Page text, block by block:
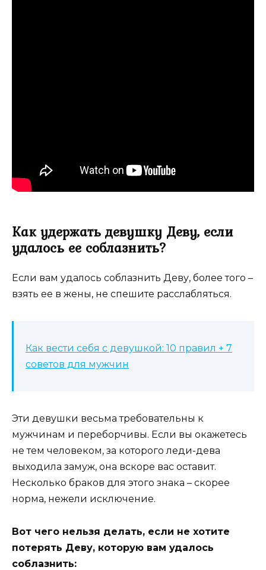
Как удержать девушку Деву, если
удалось ее соблазнить?
Если вам удалось соблазнить Деву, более того –
взять ее в жены, не спешите расслабляться.
Как вести себя с девушкой: 10 правил + 7
советов для мужчин
Эти девушки весьма требовательны к
мужчинам и переборчивы. Если вы окажетесь
не тем человеком, за которого леди-дева
выходила замуж, она вскоре вас оставит.
Несколько браков для этого знака – скорее
норма, нежели исключение.
Вот чего нельзя делать, если не хотите
потерять Деву, которую вам удалось
соблазнить: